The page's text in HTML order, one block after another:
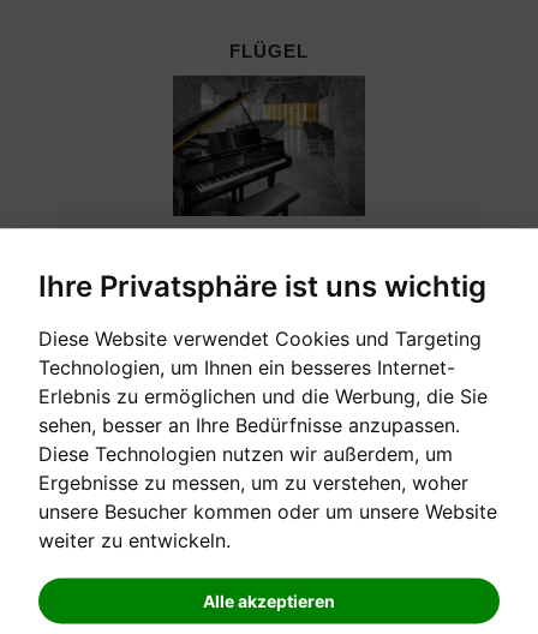
Ihre Privatsphäre ist uns wichtig
Diese Website verwendet Cookies und Targeting
Technologien, um Ihnen ein besseres Internet-
Erlebnis zu ermöglichen und die Werbung, die Sie
sehen, besser an Ihre Bedürfnisse anzupassen.
Diese Technologien nutzen wir außerdem, um
Ergebnisse zu messen, um zu verstehen, woher
unsere Besucher kommen oder um unsere Website
weiter zu entwickeln.
Alle akzeptieren
FLÜGEL
GEBRAUCHTE KLAVIERE